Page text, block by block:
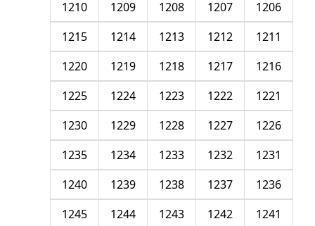
1206
1207
1208
1209
1210
1211
1212
1213
1214
1215
1216
1217
1218
1219
1220
1221
1222
1223
1224
1225
1226
1227
1228
1229
1230
1231
1232
1233
1234
1235
1236
1237
1238
1239
1240
1241
1242
1243
1244
1245